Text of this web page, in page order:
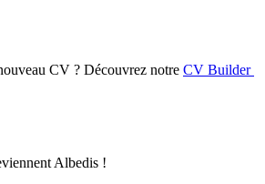
CV ? Découvrez notre CV Builder
Albedis !